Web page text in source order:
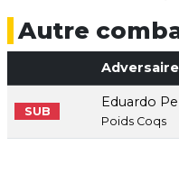
Autre
Adversaire
SUB
Eduardo
Poids Coqs